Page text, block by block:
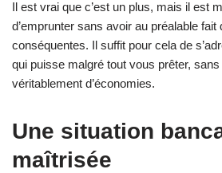
Il est vrai que c’est un plus, mais il est
d’emprunter sans avoir au préalable fait
conséquentes. Il suffit pour cela de
qui puisse malgré tout vous prêter, sans
véritablement d’économies.
Une situation
maîtrisée